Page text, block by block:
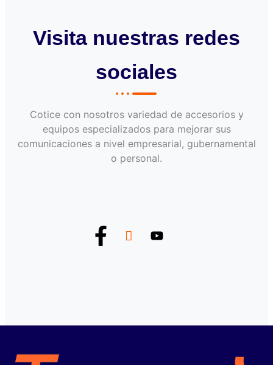
Visita nuestras redes
sociales
Cotice con nosotros variedad de accesorios y
equipos especializados para mejorar sus
comunicaciones a nivel empresarial, gubernamental
o personal.